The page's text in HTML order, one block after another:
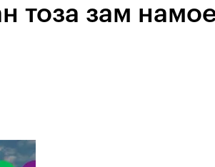
тоза зам